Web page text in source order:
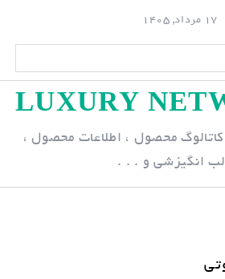
17 مرداد, 1405
LUXURY
محصول ، اطلاعات محصول ،
انگیزشی و . . .